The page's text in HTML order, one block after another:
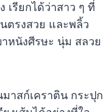
เรียกได้ว่าสาว ๆ ที่
ตรงสวย และพลิ้ว
หนังศีรษะ นุ่ม สลวย
าสก์เคราติน กระปุก